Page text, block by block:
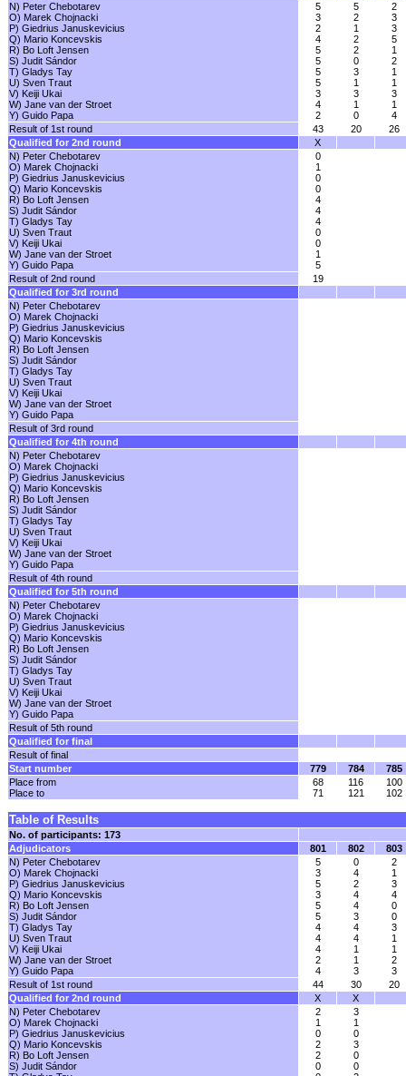
N) Peter Chebotarev
O) Marek Chojnacki
P) Giedrius Januskevicius
Q) Mario Koncevskis
R) Bo Loft Jensen
S) Judit Sándor
T) Gladys Tay
U) Sven Traut
V) Keiji Ukai
W) Jane van der Stroet
Y) Guido Papa
5
3
2
4
5
5
5
5
3
4
2
5
2
1
2
2
0
3
1
3
1
0
2
3
3
5
1
2
1
1
3
1
4
Result of 1st round
43 20
26
Qualified for 2nd round
X
N) Peter Chebotarev
O) Marek Chojnacki
P) Giedrius Januskevicius
Q) Mario Koncevskis
R) Bo Loft Jensen
S) Judit Sándor
T) Gladys Tay
U) Sven Traut
V) Keiji Ukai
W) Jane van der Stroet
Y) Guido Papa
0
1
0
0
4
4
4
0
0
1
5
Result of 2nd round
19
Qualified for 3rd round
N) Peter Chebotarev
O) Marek Chojnacki
P) Giedrius Januskevicius
Q) Mario Koncevskis
R) Bo Loft Jensen
S) Judit Sándor
T) Gladys Tay
U) Sven Traut
V) Keiji Ukai
W) Jane van der Stroet
Y) Guido Papa
Result of 3rd round
Qualified for 4th round
N) Peter Chebotarev
O) Marek Chojnacki
P) Giedrius Januskevicius
Q) Mario Koncevskis
R) Bo Loft Jensen
S) Judit Sándor
T) Gladys Tay
U) Sven Traut
V) Keiji Ukai
W) Jane van der Stroet
Y) Guido Papa
Result of 4th round
Qualified for 5th round
N) Peter Chebotarev
O) Marek Chojnacki
P) Giedrius Januskevicius
Q) Mario Koncevskis
R) Bo Loft Jensen
S) Judit Sándor
T) Gladys Tay
U) Sven Traut
V) Keiji Ukai
W) Jane van der Stroet
Y) Guido Papa
Result of 5th round
Qualified for final
Result of final
Start number
779 784
785
Place from
Place to
68
71
116
121
100
102
Table of Results
No. of participants: 173
Adjudicators
801 802
803
N) Peter Chebotarev
O) Marek Chojnacki
P) Giedrius Januskevicius
Q) Mario Koncevskis
R) Bo Loft Jensen
S) Judit Sándor
T) Gladys Tay
U) Sven Traut
V) Keiji Ukai
W) Jane van der Stroet
Y) Guido Papa
5
3
5
3
5
5
4
4
4
2
4
0
4
2
4
4
3
4
4
1
1
3
2
1
3
4
0
0
3
1
1
2
3
Result of 1st round
44 30
20
Qualified for 2nd round
X
X
N) Peter Chebotarev
O) Marek Chojnacki
P) Giedrius Januskevicius
Q) Mario Koncevskis
R) Bo Loft Jensen
S) Judit Sándor
2
1
0
2
2
0
3
1
0
3
0
0